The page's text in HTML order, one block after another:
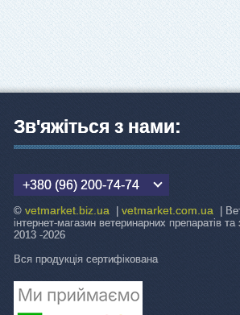
Зв'яжіться з нами:
+380 (96) 200-74-74
©vetmarket.biz.ua |vetmarket.com.ua |
інтернет-магазин ветеринарних препаратів та
2013 -2026
Вся продукція сертифікована